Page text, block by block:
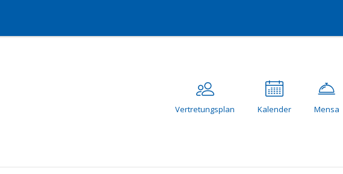
Vertretungsplan Kalender Mensa